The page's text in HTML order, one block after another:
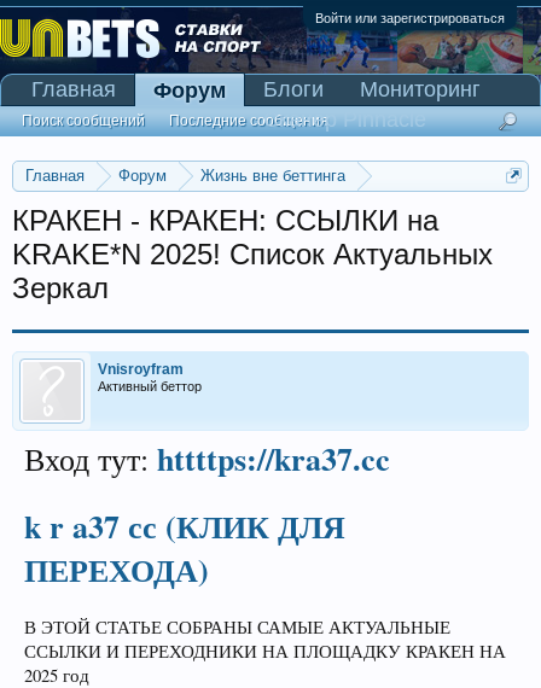
Войти или зарегистрироваться
Главная Форум
Жизнь вне беттинга
КРАКEН - КРАКEН: ССЫЛКИ на
KRAKE*N 2025! Список Актуальных
Зеркал
Vnisroyfram
Активный беттор
Вход тут: httttps://kra37.cc
k r a37 сс (КЛИК ДЛЯ
ПЕРЕХОДА)
В ЭТОЙ СТАТЬЕ СОБРАНЫ САМЫЕ АКТУАЛЬНЫЕ
ССЫЛКИ И ПЕРЕХОДНИКИ НА ПЛОЩАДКУ КРАКЕН НА
2025 год
Главная Форум
Поиск сообщений Последние сообщения
Блоги
Мониторинг
Сканер Pinnacle